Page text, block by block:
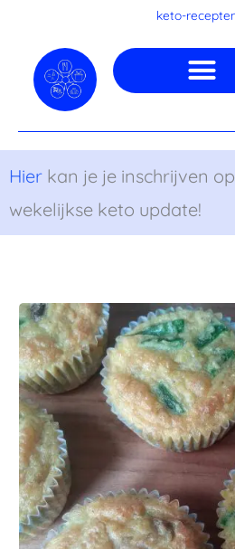
inhoud
keto-
Hier kan je je inschrijven
wekelijkse keto update!